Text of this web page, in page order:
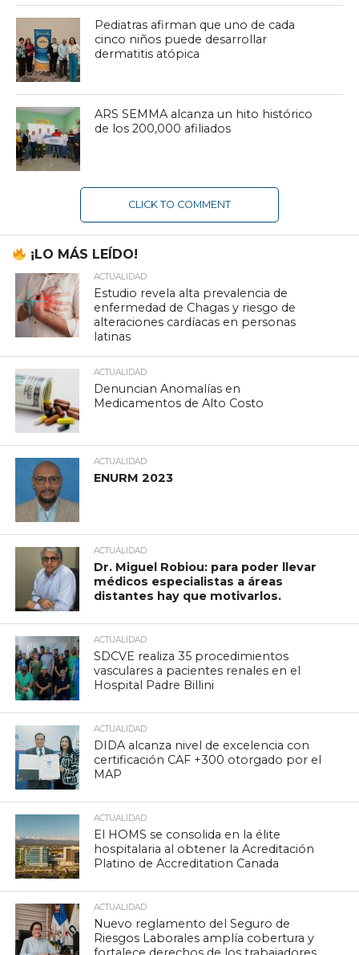
Pediatras afirman que uno de cada
cinco niños puede desarrollar
dermatitis atópica
ARS SEMMA alcanza un hito histórico
de los 200,000 afiliados
CLICK TO COMMENT
¡LO MÁS LEÍDO!
ACTUALIDAD
Estudio revela alta prevalencia de
enfermedad de Chagas y riesgo de
alteraciones cardíacas en personas
latinas
ACTUALIDAD
Denuncian Anomalías en
Medicamentos de Alto Costo
ACTUALIDAD
ENURM 2023
ACTUALIDAD
Dr. Miguel Robiou: para poder llevar
médicos especialistas a áreas
distantes hay que motivarlos.
ACTUALIDAD
SDCVE realiza 35 procedimientos
vasculares a pacientes renales en el
Hospital Padre Billini
ACTUALIDAD
DIDA alcanza nivel de excelencia con
certificación CAF +300 otorgado por el
MAP
ACTUALIDAD
El HOMS se consolida en la élite
hospitalaria al obtener la Acreditación
Platino de Accreditation Canada
ACTUALIDAD
Nuevo reglamento del Seguro de
Riesgos Laborales amplía cobertura y